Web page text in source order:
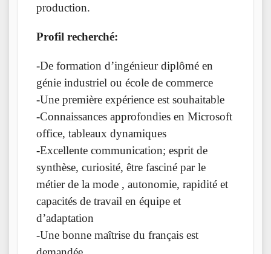
production.
Profil recherché:
-De formation d’ingénieur diplômé en
génie industriel ou école de commerce
-Une première expérience est souhaitable
-Connaissances approfondies en Microsoft
office, tableaux dynamiques
-Excellente communication; esprit de
synthèse, curiosité, être fasciné par le
métier de la mode , autonomie, rapidité et
capacités de travail en équipe et
d’adaptation
-Une bonne maîtrise du français est